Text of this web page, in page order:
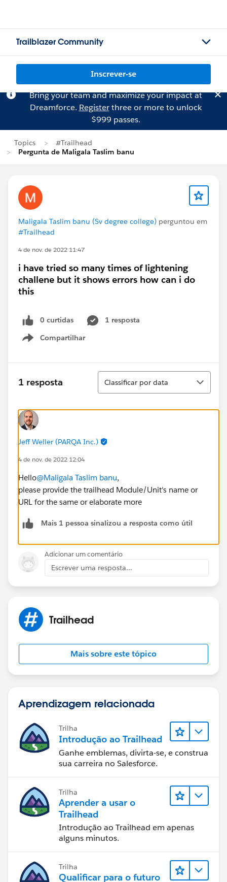
Trailblazer Community
Inscrever-se
Bring your team and maximize your impact at
Dreamforce. Registerthree or more to unlock
$999 passes.
Topics
#Trailhead
Pergunta de Maligala Taslim banu
Maligala Taslim banu (Sv degree college) perguntou em
#Trailhead
4 de nov. de 2022 11:47
i have tried so many times of lightening
challene but it shows errors how can i do
this
0 curtidas
1 resposta
Compartilhar
Show menu
1 resposta
Classificar
Classificar por data
Jeff Weller (PARQA Inc.)
4 de nov. de 2022 12:04
Hello@Maligala Taslim banu,
please provide the trailhead Module/Unit's name or
URL for the same or elaborate more
Mais 1 pessoa sinalizou a resposta como útil
Adicionar um comentário
Escrever uma resposta...
Trailhead
Mais sobre este tópico
Aprendizagem relacionada
Trilha
Introdução ao Trailhead
Ganhe emblemas, divirta-se, e construa
sua carreira no Salesforce.
Trilha
Aprender a usar o
Trailhead
Introdução ao Trailhead em apenas
alguns minutos.
Trilha
Qualificar para o futuro